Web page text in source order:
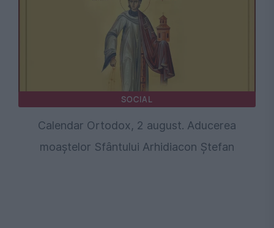
SOCIAL
Calendar Ortodox, 2 august. Aducerea
moaștelor Sfântului Arhidiacon Ștefan